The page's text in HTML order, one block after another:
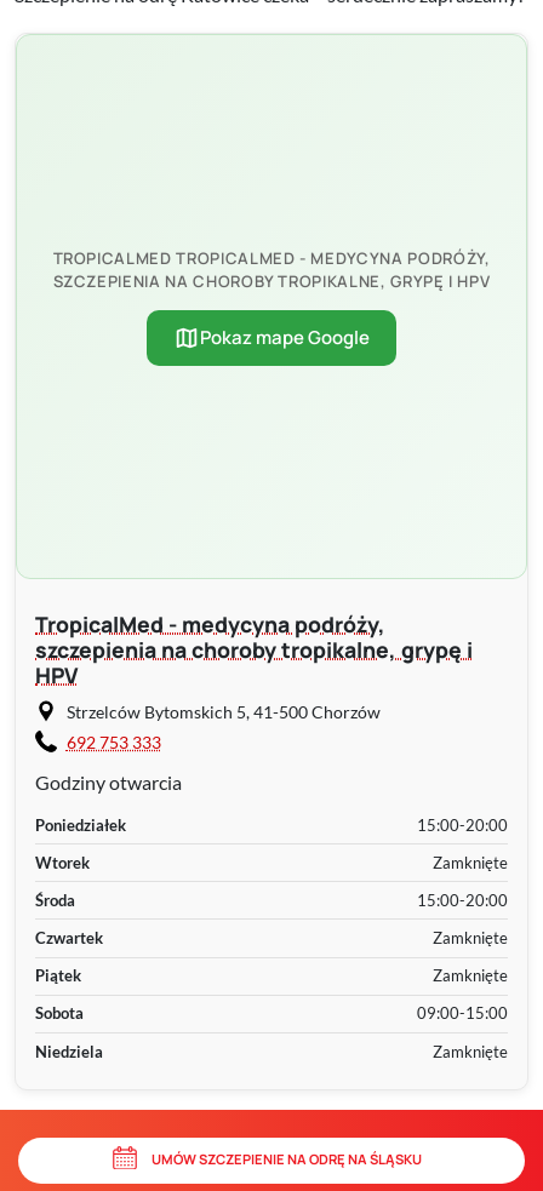
TROPICALMED TROPICALMED - MEDYCYNA PODRÓŻY,
SZCZEPIENIA NA CHOROBY TROPIKALNE, GRYPĘ I HPV
mapPokaz mape Google
TropicalMed - medycyna podróży,
szczepienia na choroby tropikalne, grypę i
HPV
Strzelców Bytomskich 5, 41-500 Chorzów
692 753 333
Godziny otwarcia
Poniedziałek
15:00-20:00
Wtorek
Zamknięte
Środa
15:00-20:00
Czwartek
Zamknięte
Piątek
Zamknięte
Sobota
09:00-15:00
Niedziela
Zamknięte
UMÓW SZCZEPIENIE NA ODRĘ NA ŚLĄSKU